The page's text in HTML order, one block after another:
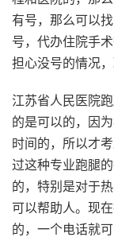
有号，那么可以
号，代办住院手
担心没号的情况，
江苏省人民医院
的是可以的，因
时间的，所以才
过这种专业跑腿
的，特别是对于
可以帮助人。现
的，一个电话就